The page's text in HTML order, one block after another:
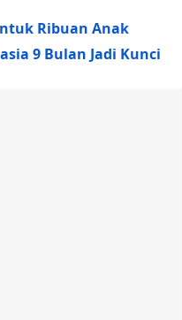
Ribuan Anak
9 Bulan Jadi Kunci